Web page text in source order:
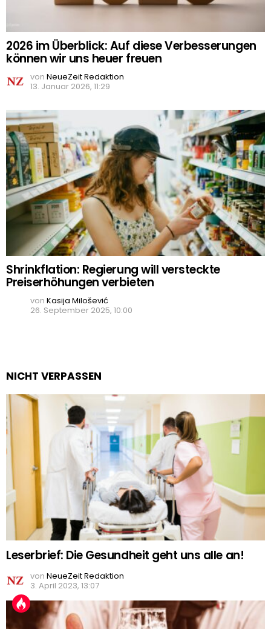
2026 im Überblick: Auf diese Verbesserungen
können wir uns heuer freuen
von NeueZeit Redaktion
13. Januar 2026, 11:29
Shrinkflation: Regierung will versteckte
Preiserhöhungen verbieten
von Kasija Milošević
26. September 2025, 10:00
NICHT VERPASSEN
Leserbrief: Die Gesundheit geht uns alle an!
von NeueZeit Redaktion
3. April 2023, 13:07